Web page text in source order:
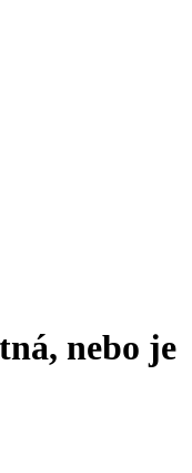
nebo je